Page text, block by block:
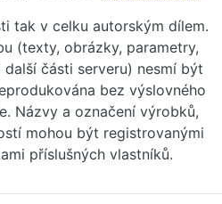
tak v celku autorským dílem.
(texty, obrázky, parametry,
části serveru) nesmí být
bez výslovného
Názvy a označení výrobků,
mohou být registrovanými
příslušných vlastníků.